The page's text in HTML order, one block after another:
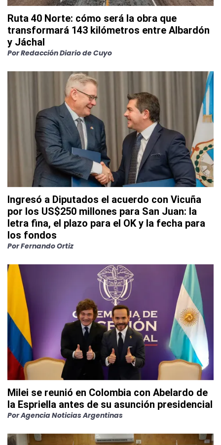
Ruta 40 Norte: cómo será la obra que
transformará 143 kilómetros entre Albardón
y Jáchal
PorRedacción Diario de Cuyo
Ingresó a Diputados el acuerdo con Vicuña
por los US$250 millones para San Juan: la
letra fina, el plazo para el OK y la fecha para
los fondos
PorFernando Ortiz
Milei se reunió en Colombia con Abelardo de
la Espriella antes de su asunción presidencial
PorAgencia Noticias Argentinas